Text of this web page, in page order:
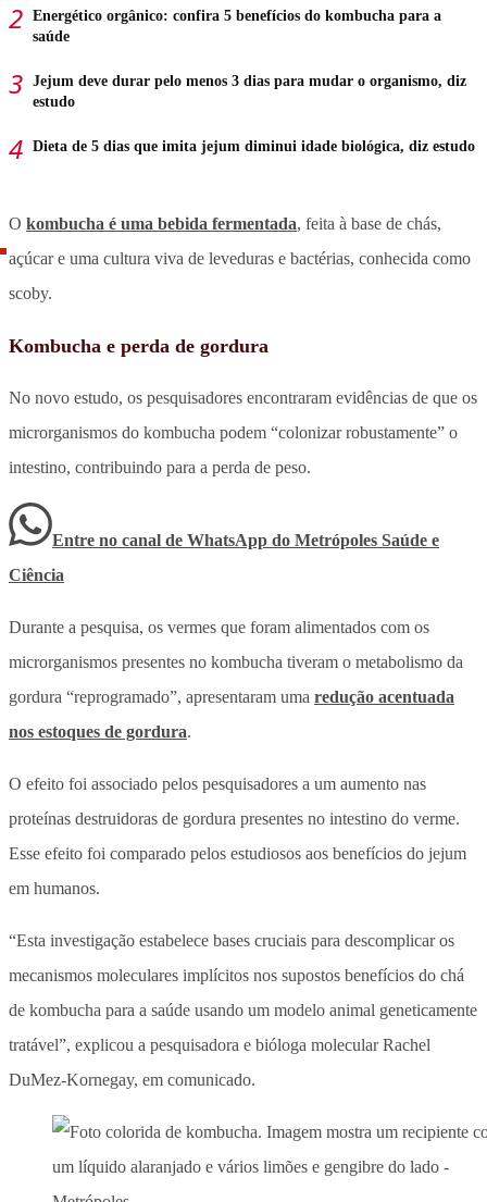
Energético orgânico: confira 5 benefícios do kombucha para a
saúde
Jejum deve durar pelo menos 3 dias para mudar o organismo, diz
estudo
Dieta de 5 dias que imita jejum diminui idade biológica, diz estudo
O kombucha é uma bebida fermentada, feita à base de chás,
açúcar e uma cultura viva de leveduras e bactérias, conhecida como
scoby.
Kombucha e perda de gordura
No novo estudo, os pesquisadores encontraram evidências de que os
microrganismos do kombucha podem “colonizar robustamente” o
intestino, contribuindo para a perda de peso.
Entre no canal de WhatsApp do Metrópoles Saúde e
Ciência
Durante a pesquisa, os vermes que foram alimentados com os
microrganismos presentes no kombucha tiveram o metabolismo da
gordura “reprogramado”, apresentaram uma redução acentuada
nos estoques de gordura.
O efeito foi associado pelos pesquisadores a um aumento nas
proteínas destruidoras de gordura presentes no intestino do verme.
Esse efeito foi comparado pelos estudiosos aos benefícios do jejum
em humanos.
“Esta investigação estabelece bases cruciais para descomplicar os
mecanismos moleculares implícitos nos supostos benefícios do chá
de kombucha para a saúde usando um modelo animal geneticamente
tratável”, explicou a pesquisadora e bióloga molecular Rachel
DuMez-Kornegay, em comunicado.